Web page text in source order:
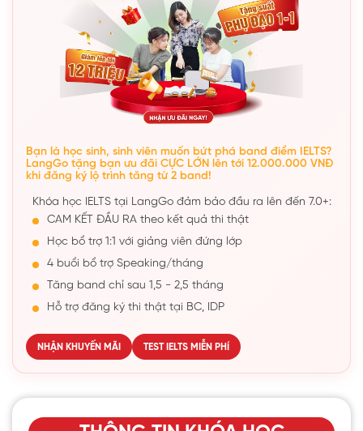
Bạn là học sinh, sinh viên muốn bứt phá band điểm IELTS?
LangGo tặng bạn ưu đãi CỰC LỚN lên tới 12.000.000 VNĐ
khi đăng ký lộ trình tăng từ 2 band!
Khóa học IELTS tại LangGo đảm bảo đầu ra lên đến 7.0+:
CAM KẾT ĐẦU RA theo kết quả thi thật
Học bổ trợ 1:1 với giảng viên đứng lớp
4 buổi bổ trợ Speaking/tháng
Tăng band chỉ sau 1,5 - 2,5 tháng
Hỗ trợ đăng ký thi thật tại BC, IDP
NHẬN KHUYẾN MÃI TEST IELTS MIỄN PHÍ